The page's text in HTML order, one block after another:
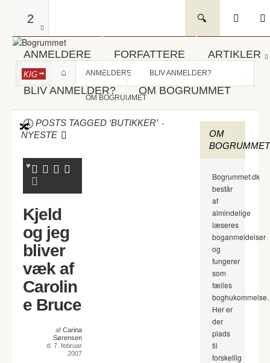
2
ANMELDERE FORFATTERE ARTIKLER
BLIV ANMELDER? OM BOGRUMMET
KIG ANMELDERE BLIV ANMELDER?
OM BOGRUMMET
POSTS TAGGED ‘BUTIKKER’ -
NYESTE
Kjeld
og jeg
bliver
væk af
Carolin
e Bruce
af Carina
Sørensen
d. 7. februar
2007
OM
BOGRUMMET
Bogrummet.dk
består
af
almindelige
læseres
boganmeldelser
og
fungerer
som
fælles
boghukommelse.
Her er
der
plads
til
forskellig